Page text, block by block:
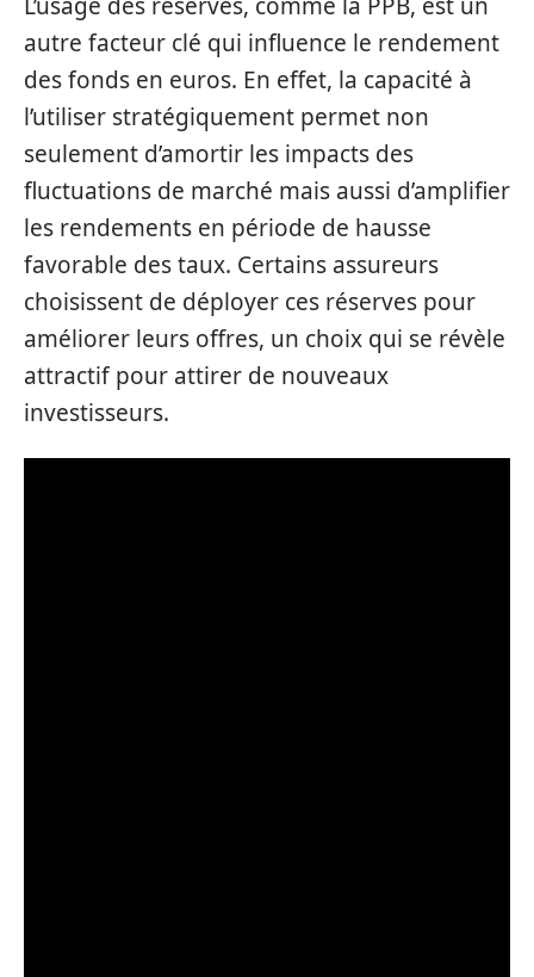
autre facteur clé qui influence le rendement
des fonds en euros. En effet, la capacité à
l’utiliser stratégiquement permet non
seulement d’amortir les impacts des
fluctuations de marché mais aussi d’amplifier
les rendements en période de hausse
favorable des taux. Certains assureurs
choisissent de déployer ces réserves pour
améliorer leurs offres, un choix qui se révèle
attractif pour attirer de nouveaux
investisseurs.